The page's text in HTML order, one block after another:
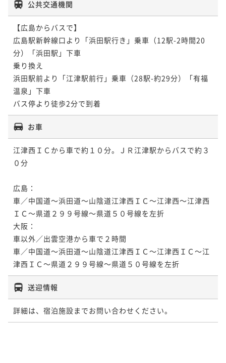
公共交通機関
【広島からバスで】
広島駅新幹線口より「浜田駅行き」乗車（12駅-2時間20
分）「浜田駅」下車
乗り換え
浜田駅前より「江津駅前行」乗車（28駅-約29分）「有福
温泉」下車
バス停より徒歩2分で到着
お車
江津西ＩＣから車で約１０分。ＪＲ江津駅からバスで約３
０分
広島：
車／中国道～浜田道～山陰道江津西ＩＣ～江津西～江津西
ＩＣ～県道２９９号線～県道５０号線を左折
大阪：
車以外／出雲空港から車で２時間
車／中国道～浜田道～山陰道江津西ＩＣ～江津西ＩＣ～江
津西ＩＣ～県道２９９号線～県道５０号線を左折
送迎情報
詳細は、宿泊施設までお問い合わせください。